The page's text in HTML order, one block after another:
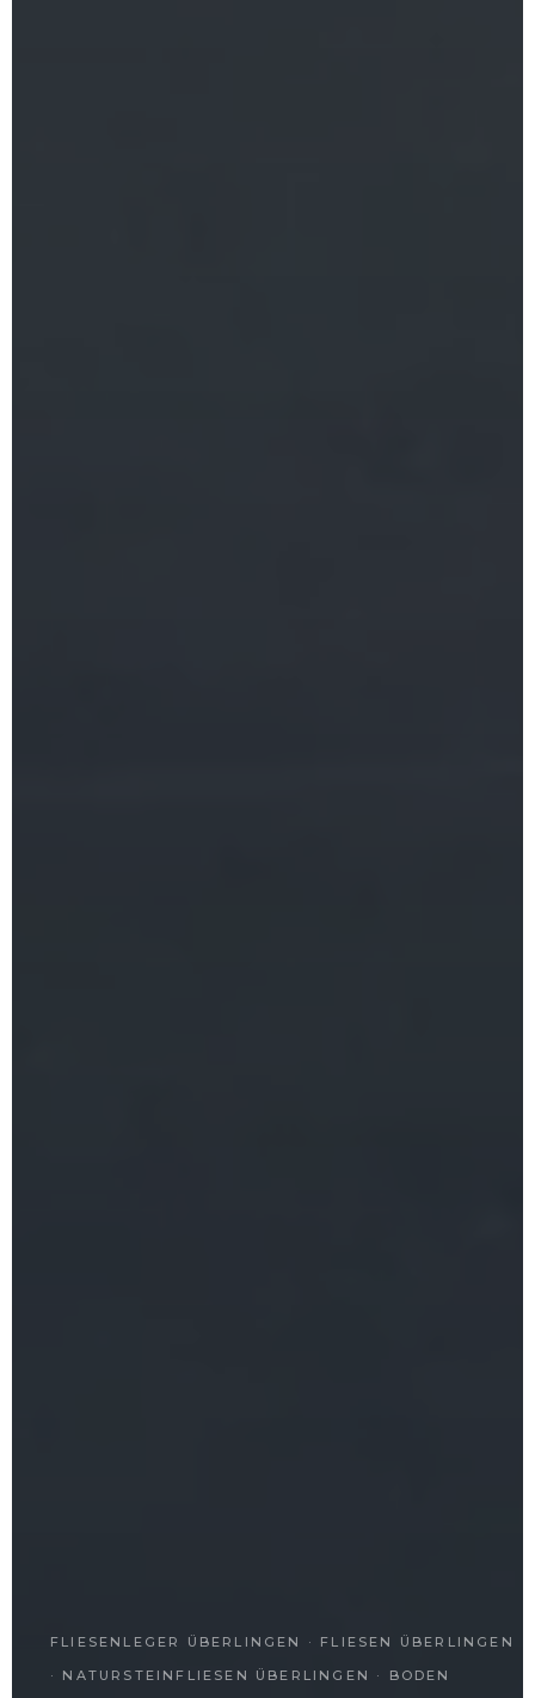
FLIESENLEGER ÜBERLINGEN · FLIESEN ÜBERLINGEN
· NATURSTEINFLIESEN ÜBERLINGEN · BODEN